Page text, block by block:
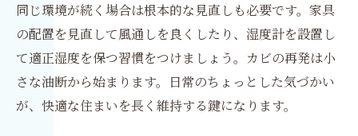
同じ環境が続く場合は根本的な見直しも必要です。家具
の配置を見直して風通しを良くしたり、湿度計を設置し
て適正湿度を保つ習慣をつけましょう。カビの再発は小
さな油断から始まります。日常のちょっとした気づかい
が、快適な住まいを長く維持する鍵になります。